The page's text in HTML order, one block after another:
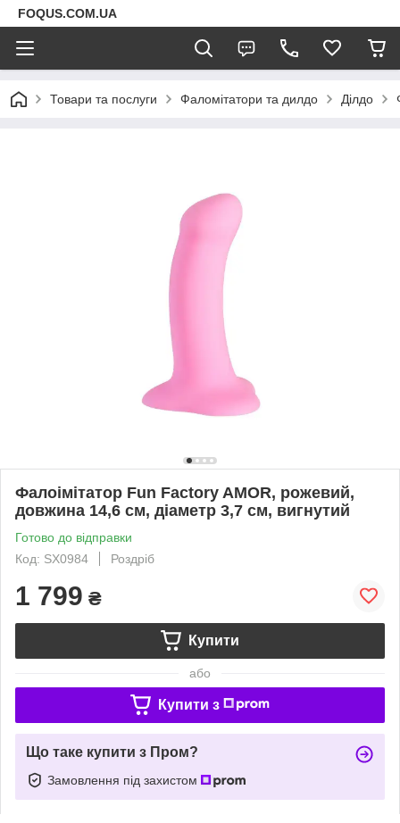
FOQUS.COM.UA
Товари та послуги Фаломітатори та дилдо Ділдо
Фалоімітатор Fun Factory AMOR, рожевий,
довжина 14,6 см, діаметр 3,7 см, вигнутий
Готово до відправки
Код: SX0984
Роздріб
1 799 ₴
Купити
або
Купити з
Що таке купити з Пром?
Замовлення під захистом